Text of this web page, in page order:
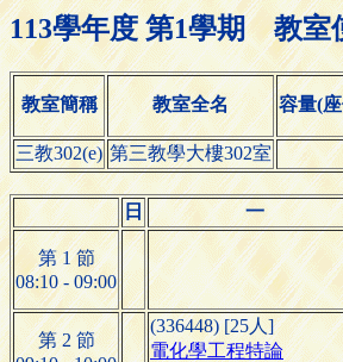
113學年度 第1學期 教室
教室簡稱 教室全名 容量(
三教302(e) 第三教學大樓302室
日 一
第 1 節
08:10 - 09:00
第 2 節
(336448) [25人]
電化學工程特論